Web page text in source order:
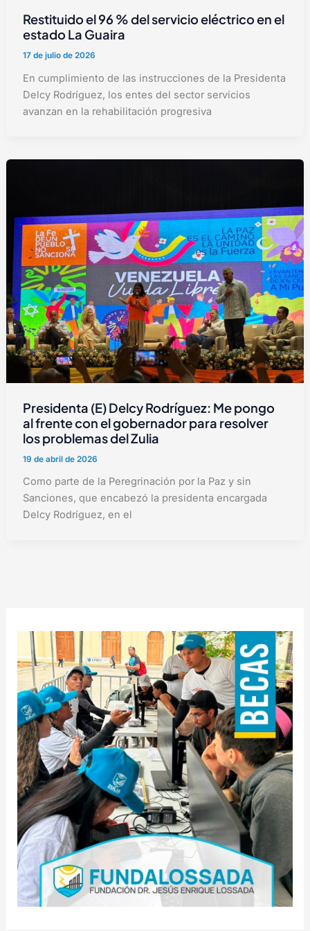
Restituido el 96 % del servicio eléctrico en el
estado La Guaira
17 de julio de 2026
En cumplimiento de las instrucciones de la Presidenta
Delcy Rodríguez, los entes del sector servicios
avanzan en la rehabilitación progresiva
Presidenta (E) Delcy Rodríguez: Me pongo
al frente con el gobernador para resolver
los problemas del Zulia
19 de abril de 2026
Como parte de la Peregrinación por la Paz y sin
Sanciones, que encabezó la presidenta encargada
Delcy Rodríguez, en el